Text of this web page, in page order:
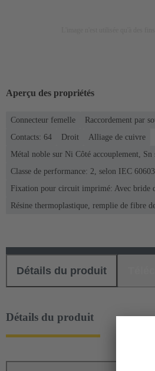
Aperçu des propriétés
Connecteur femelle Raccordement par
Contacts: 64
Droit
Alliage de cuivre
Métal noble sur Ni Côté accouplement,
Classe de performance: 2, selon IEC
Fixation pour circuit imprimé: Avec bride
Résine thermoplastique, remplie de fibre
Détails du produit
Détails du produit